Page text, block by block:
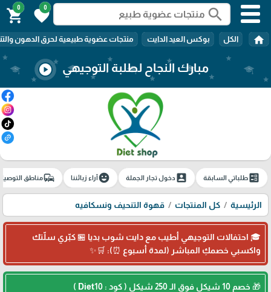
search
0
favorite
0
shopping_cart
home الكل بوكس العيد الدايت منتجات عضوية طبيعية لحرق الدهون
مبارك النجاح لطلبة التوجيهي play_circle
ballotطلباتي السابقة account_boxدخول تجار الجملة emoji_emotionsآراء زبائننا commuteمناطق
الرئيسية كل المنتجات قهوة التنحيف ونسكافيه
🎓 احتفالات التوجيهي أطيب مع دايت شوب بديا 🏪 كبّري سلّتك
واكسبي خصمكِ المباشر (لمدة أسبوع ⏰): 🛒✨
🎁 خصم 10 شيكل فوق الـ 250 شيكل ( كود : Diet10 )